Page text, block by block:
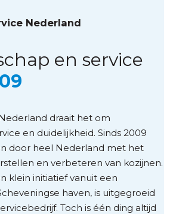
Nederland
en service
draait het om
en duidelijkheid. Sinds 2009
door heel Nederland met het
en verbeteren van kozijnen.
klein initiatief vanuit een
haven, is uitgegroeid
Toch is één ding altijd